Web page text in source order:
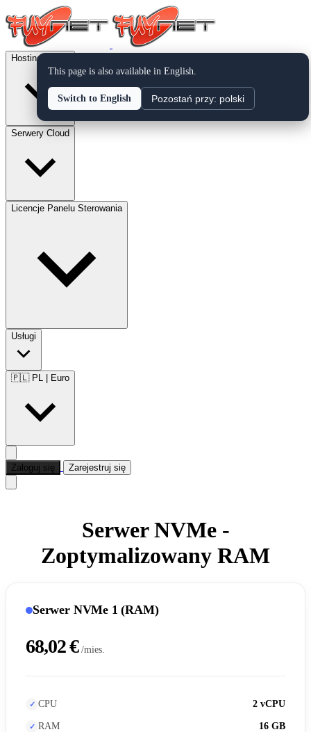
Hosting WWW
Serwery Cloud
Licencje Panelu Sterowania
Usługi
🇵🇱 PL Euro
Zaloguj się Zarejestruj się
Serwer NVMe -
Zoptymalizowany RAM
Serwer NVMe 1 (RAM)
68,02 € /mies.
CPU 2 vCPU
RAM 16 GB
This page is also available in English.
Switch to English Pozostań przy: polski